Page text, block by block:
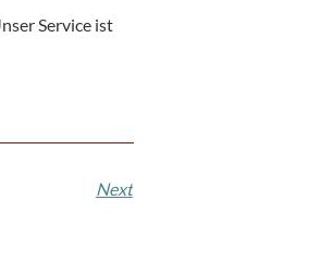
Service ist
Next